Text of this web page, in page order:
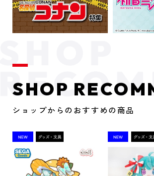
SHOP
ショップからのおすすめの商品